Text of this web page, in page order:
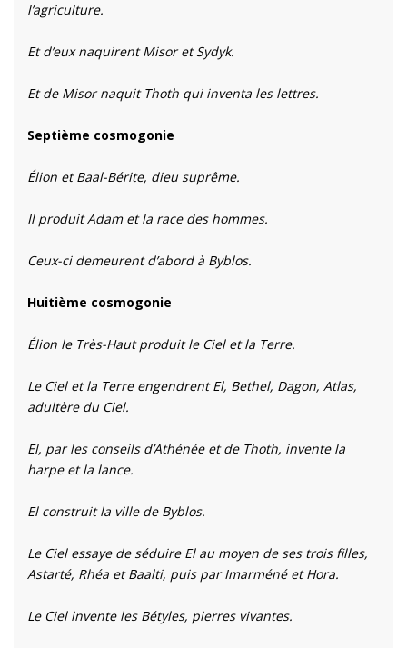
l’agriculture.
Et d’eux naquirent Misor et Sydyk.
Et de Misor naquit Thoth qui inventa les lettres.
Septième cosmogonie
Élion et Baal-Bérite, dieu suprême.
Il produit Adam et la race des hommes.
Ceux-ci demeurent d’abord à Byblos.
Huitième cosmogonie
Élion le Très-Haut produit le Ciel et la Terre.
Le Ciel et la Terre engendrent El, Bethel, Dagon, Atlas,
adultère du Ciel.
El, par les conseils d’Athénée et de Thoth, invente la
harpe et la lance.
El construit la ville de Byblos.
Le Ciel essaye de séduire El au moyen de ses trois filles,
Astarté, Rhéa et Baalti, puis par Imarméné et Hora.
Le Ciel invente les Bétyles, pierres vivantes.